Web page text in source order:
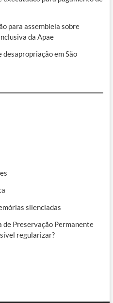
para assembleia sobre
da Apae
desapropriação em São
silenciadas
de Preservação Permanente
regularizar?